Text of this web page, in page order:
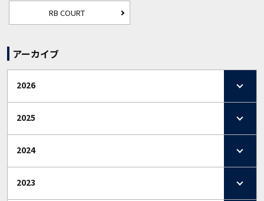
RB COURT
アーカイブ
2026
2025
2024
2023